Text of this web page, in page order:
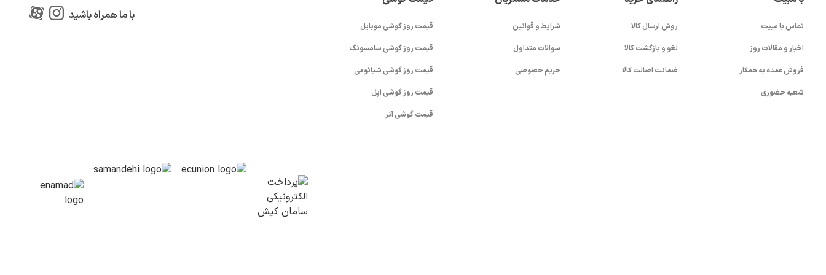
تماس با مبیت
اخبار و مقالات روز
فروش عمده به همکار
شعبه حضوری
روش ارسال کالا
لغو و بازگشت کالا
ضمانت اصالت کالا
شرایط و قوانین
سوالات متداول
حریم خصوصی
قیمت روز گوشی موبایل
قیمت روز گوشی سامسونگ
قیمت روز گوشی شیائومی
قیمت روز گوشی اپل
قیمت گوشی آنر
با ما همراه باشید